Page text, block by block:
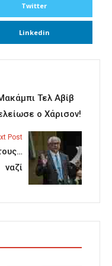
Twitter
Linkedin
Τελ Αβίβ
ο Χάρισον!
Post
ναζί